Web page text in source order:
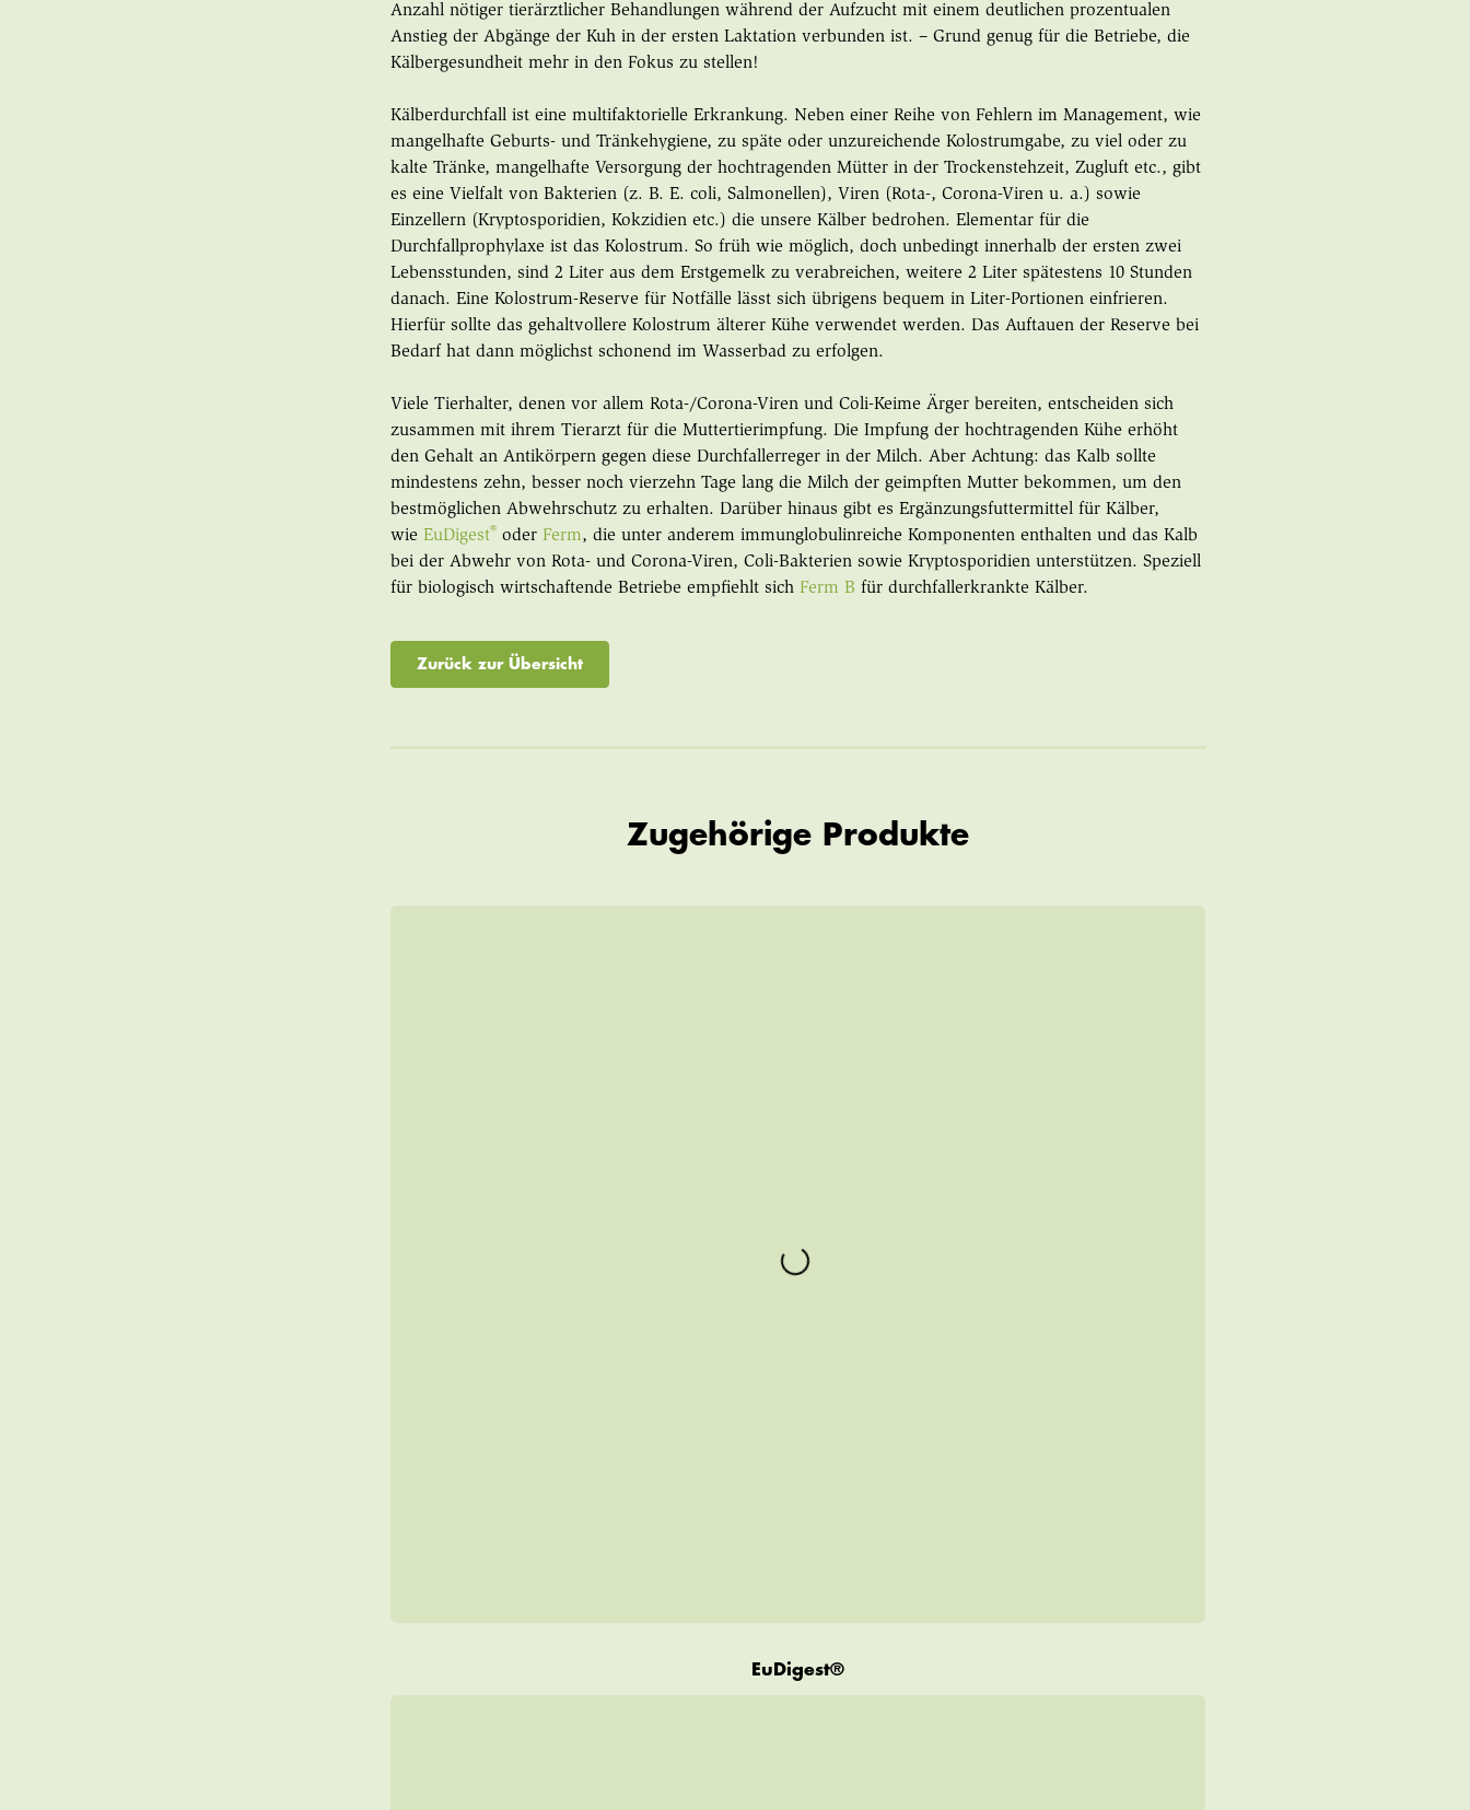
Anzahl nötiger tierärztlicher Behandlungen während der Aufzucht mit einem deutlichen prozentualen
Anstieg der Abgänge der Kuh in der ersten Laktation verbunden ist. – Grund genug für die Betriebe, die
Kälbergesundheit mehr in den Fokus zu stellen!
Kälberdurchfall ist eine multifaktorielle Erkrankung. Neben einer Reihe von Fehlern im Management, wie
mangelhafte Geburts- und Tränkehygiene, zu späte oder unzureichende Kolostrumgabe, zu viel oder zu
kalte Tränke, mangelhafte Versorgung der hochtragenden Mütter in der Trockenstehzeit, Zugluft etc., gibt
es eine Vielfalt von Bakterien (z. B. E. coli, Salmonellen), Viren (Rota-, Corona-Viren u. a.) sowie
Einzellern (Kryptosporidien, Kokzidien etc.) die unsere Kälber bedrohen. Elementar für die
Durchfallprophylaxe ist das Kolostrum. So früh wie möglich, doch unbedingt innerhalb der ersten zwei
Lebensstunden, sind 2 Liter aus dem Erstgemelk zu verabreichen, weitere 2 Liter spätestens 10 Stunden
danach. Eine Kolostrum-Reserve für Notfälle lässt sich übrigens bequem in Liter-Portionen einfrieren.
Hierfür sollte das gehaltvollere Kolostrum älterer Kühe verwendet werden. Das Auftauen der Reserve bei
Bedarf hat dann möglichst schonend im Wasserbad zu erfolgen.
Viele Tierhalter, denen vor allem Rota-/Corona-Viren und Coli-Keime Ärger bereiten, entscheiden sich
zusammen mit ihrem Tierarzt für die Muttertierimpfung. Die Impfung der hochtragenden Kühe erhöht
den Gehalt an Antikörpern gegen diese Durchfallerreger in der Milch. Aber Achtung: das Kalb sollte
mindestens zehn, besser noch vierzehn Tage lang die Milch der geimpften Mutter bekommen, um den
bestmöglichen Abwehrschutz zu erhalten. Darüber hinaus gibt es Ergänzungsfuttermittel für Kälber,
wieEuDigest® oderFerm, die unter anderem immunglobulinreiche Komponenten enthalten und das Kalb
bei der Abwehr von Rota- und Corona-Viren, Coli-Bakterien sowie Kryptosporidien unterstützen. Speziell
für biologisch wirtschaftende Betriebe empfiehlt sichFerm B für durchfallerkrankte Kälber.
Zurück zur Übersicht
Zugehörige Produkte
EuDigest®